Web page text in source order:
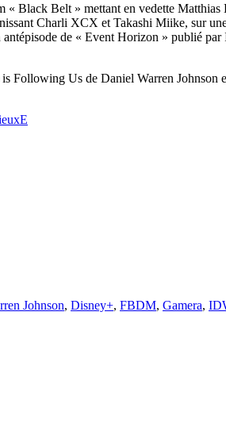
Black Belt » mettant en vedette
Charli XCX et Takashi Miike, sur
de « Event Horizon » publié
Following Us de Daniel Warren Johnson
Johnson, Disney+, FBDM, Gamera,